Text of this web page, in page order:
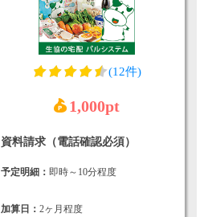
(12件)
1,000pt
資料請求（電話確認必須）
予定明細： 即時～10分程度
加算日：2ヶ月程度